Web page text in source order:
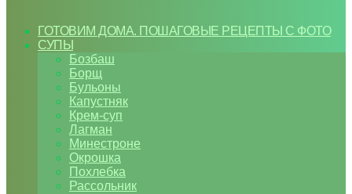
ГОТОВИМ ДОМА. ПОШАГОВЫЕ РЕЦЕПТЫ С ФОТО
СУПЫ
Бозбаш
Борщ
Бульоны
Капустняк
Крем-суп
Лагман
Минестроне
Окрошка
Похлебка
Рассольник